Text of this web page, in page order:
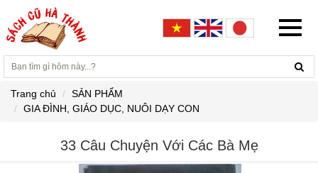
Trang chủ
SẢN PHẨM
GIA ĐÌNH, GIÁO DỤC, NUÔI DẠY CON
33 Câu Chuyện Với Các Bà Mẹ